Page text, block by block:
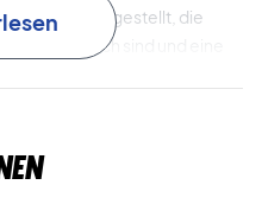
Shorts hergestellt, die
sind und eine
tollen Preis!